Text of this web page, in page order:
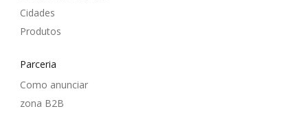
Cidades
Produtos
Parceria
Como anunciar
zona B2B